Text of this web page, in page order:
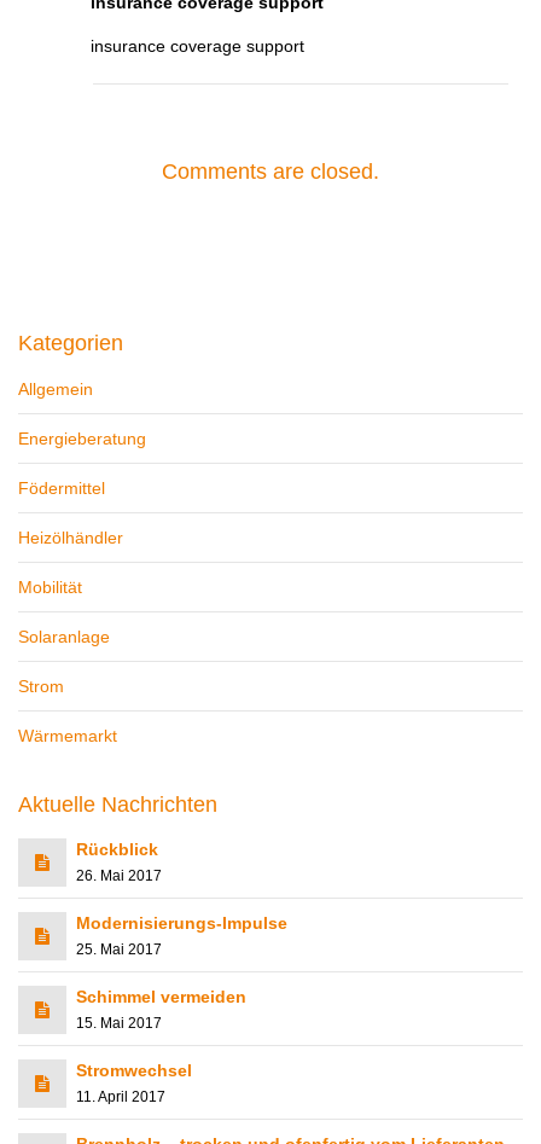
insurance coverage support
Comments are closed.
Kategorien
Allgemein
Energieberatung
Födermittel
Heizölhändler
Mobilität
Solaranlage
Strom
Wärmemarkt
Aktuelle Nachrichten
Rückblick
26. Mai 2017
Modernisierungs-Impulse
25. Mai 2017
Schimmel vermeiden
15. Mai 2017
Stromwechsel
11. April 2017